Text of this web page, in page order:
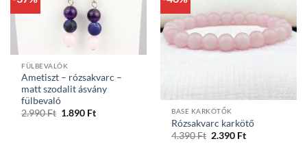
FÜLBEVALÓK
Ametiszt – rózsakvarc –
matt szodalit ásvány
fülbevaló
2.990Ft Original
1.890 FtCurrent
BASE KARKÖTŐK
Rózsakvarc karkötő
4.390Ft Original
2.390 FtCurrent